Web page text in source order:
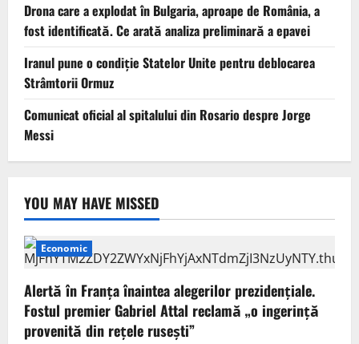
Drona care a explodat în Bulgaria, aproape de România, a
fost identificată. Ce arată analiza preliminară a epavei
Iranul pune o condiție Statelor Unite pentru deblocarea
Strâmtorii Ormuz
Comunicat oficial al spitalului din Rosario despre Jorge
Messi
YOU MAY HAVE MISSED
Economic
Alertă în Franța înaintea alegerilor prezidențiale.
Fostul premier Gabriel Attal reclamă „o ingerință
provenită din rețele rusești”